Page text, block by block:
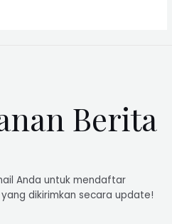
Berita
Anda untuk mendaftar
dikirimkan secara update!